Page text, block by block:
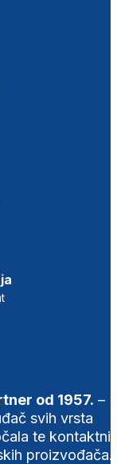
od 1957. –
svih vrsta
te
proizvođača.